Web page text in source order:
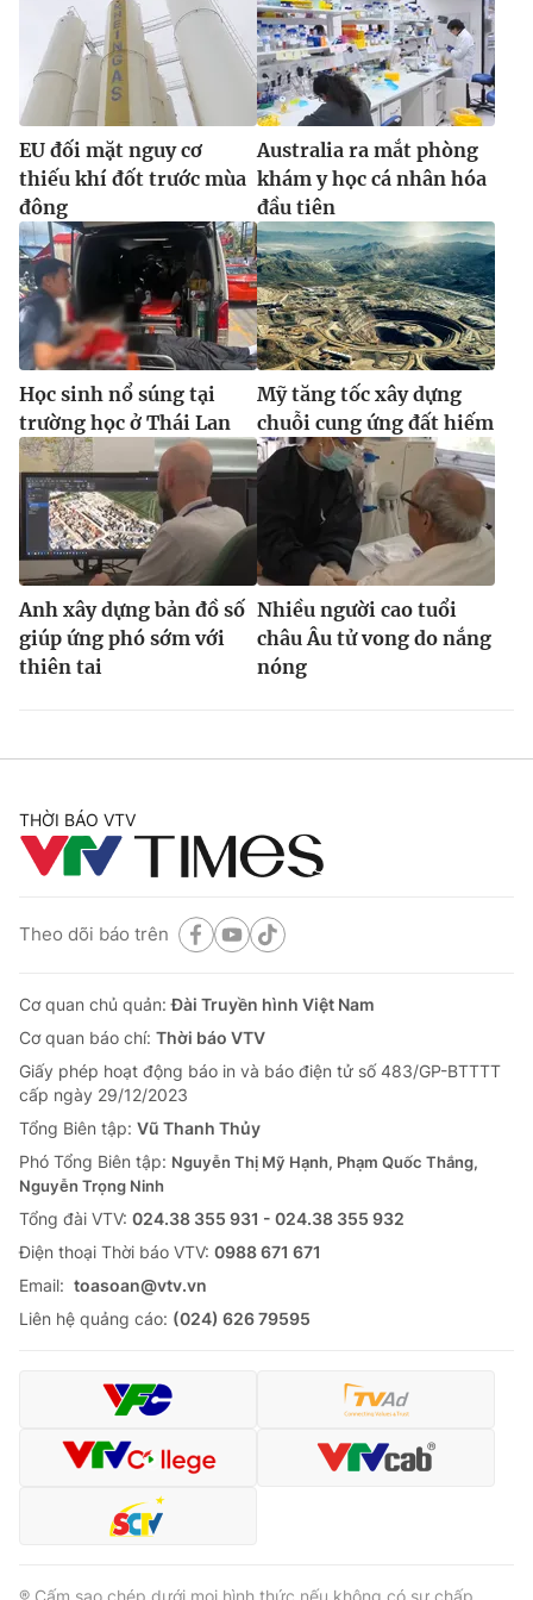
Ðiện thoại Thời báo VTV:024.66 897 897
Email:
toasoan@vtv.vn
Liên hệ quảng cáo:024-7300.7108
® Cấm sao chép dưới mọi hình thức nếu không có sự chấp
thuận bằng văn bản. Ghi rõ nguồn VTV.vn khi phát hành lại
thông tin từ website này.
EU đối mặt nguy cơ
thiếu khí đốt trước mùa
đông
Australia ra mắt phòng
khám y học cá nhân hóa
đầu tiên
Học sinh nổ súng tại
trường học ở Thái Lan
Mỹ tăng tốc xây dựng
chuỗi cung ứng đất hiếm
Anh xây dựng bản đồ số
giúp ứng phó sớm với
thiên tai
Nhiều người cao tuổi
châu Âu tử vong do nắng
nóng
THỜI BÁO VTV
Theo dõi báo trên
Cơ quan chủ quản:Đài Truyền hình Việt Nam
Cơ quan báo chí: Thời báo VTV
Giấy phép hoạt động báo in và báo điện tử số 483/GP-BTTTT
cấp ngày 29/12/2023
Tổng Biên tập: Vũ Thanh Thủy
Phó Tổng Biên tập: Nguyễn Thị Mỹ Hạnh, Phạm Quốc Thắng,
Nguyễn Trọng Ninh
Tổng đài VTV: 024.38 355 931 - 024.38 355 932
Ðiện thoại Thời báo VTV: 0988 671 671
Email: toasoan@vtv.vn
Liên hệ quảng cáo: (024) 626 79595
® Cấm sao chép dưới mọi hình thức nếu không có sự chấp